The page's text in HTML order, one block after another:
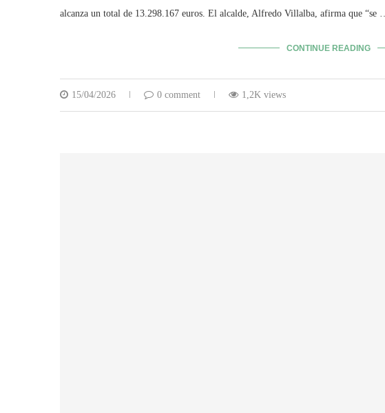
alcanza un total de 13.298.167 euros. El alcalde, Alfredo Villalba, afirma que “se …
CONTINUE READING
15/04/2026 0 comment 1,2K views